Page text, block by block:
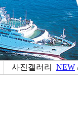
사진갤러리 NEW